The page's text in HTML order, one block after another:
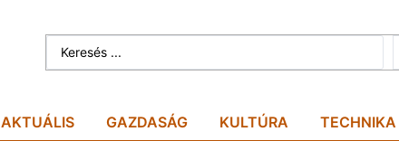
AKTUÁLIS GAZDASÁG KULTÚRA TECHNIKA